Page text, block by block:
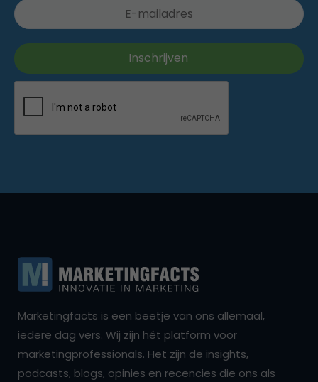
Marketingfacts is een beetje van ons allemaal,
iedere dag vers. Wij zijn hét platform voor
marketingprofessionals. Het zijn de insights,
podcasts, blogs, opinies en recencies die ons als